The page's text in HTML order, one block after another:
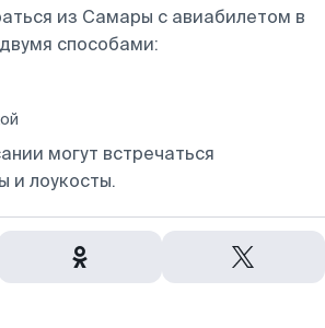
из Самары с авиабилетом в
способами:
могут встречаться
и лоукосты.